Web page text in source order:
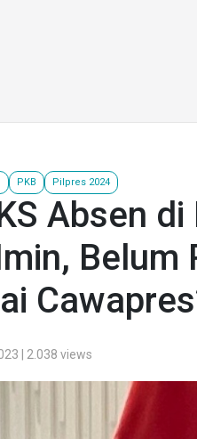
PKB Pilpres 2024
Absen di
Belum
| 2.038 views